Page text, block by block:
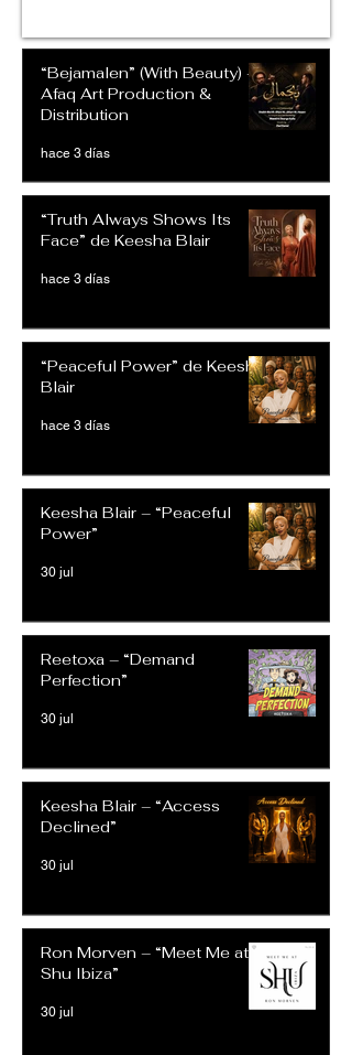
“Bejamalen” (With Beauty) –
Afaq Art Production &
Distribution
hace 3 días
“Truth Always Shows Its
Face” de Keesha Blair
hace 3 días
“Peaceful Power” de Keesha
Blair
hace 3 días
Keesha Blair – “Peaceful
Power”
30 jul
Reetoxa – “Demand
Perfection”
30 jul
Keesha Blair – “Access
Declined”
30 jul
Ron Morven – “Meet Me at
Shu Ibiza”
30 jul